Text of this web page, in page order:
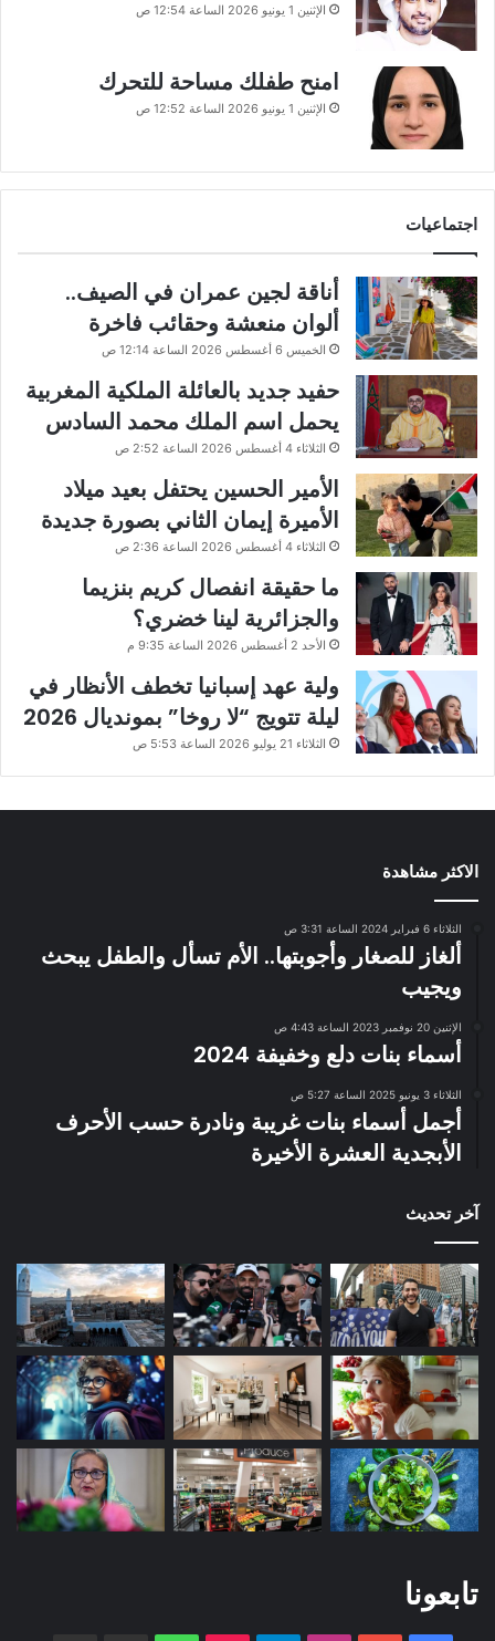
الإثنين 1 يونيو 2026 الساعة 12:54 ص
امنح طفلك مساحة للتحرك
الإثنين 1 يونيو 2026 الساعة 12:52 ص
اجتماعيات
أناقة لجين عمران في الصيف..
ألوان منعشة وحقائب فاخرة
الخميس 6 أغسطس 2026 الساعة 12:14 ص
حفيد جديد بالعائلة الملكية المغربية
يحمل اسم الملك محمد السادس
الثلاثاء 4 أغسطس 2026 الساعة 2:52 ص
الأمير الحسين يحتفل بعيد ميلاد
الأميرة إيمان الثاني بصورة جديدة
الثلاثاء 4 أغسطس 2026 الساعة 2:36 ص
ما حقيقة انفصال كريم بنزيما
والجزائرية لينا خضري؟
الأحد 2 أغسطس 2026 الساعة 9:35 م
ولية عهد إسبانيا تخطف الأنظار في
ليلة تتويج “لا روخا” بمونديال 2026
الثلاثاء 21 يوليو 2026 الساعة 5:53 ص
الاكثر مشاهدة
الثلاثاء 6 فبراير 2024 الساعة 3:31 ص
ألغاز للصغار وأجوبتها.. الأم تسأل والطفل يبحث
ويجيب
الإثنين 20 نوفمبر 2023 الساعة 4:43 ص
أسماء بنات دلع وخفيفة 2024
الثلاثاء 3 يونيو 2025 الساعة 5:27 ص
أجمل أسماء بنات غريبة ونادرة حسب الأحرف
الأبجدية العشرة الأخيرة
آخر تحديث
تابعونا